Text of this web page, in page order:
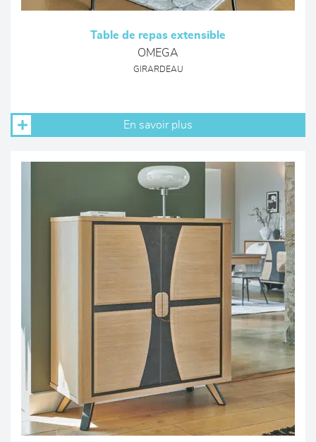
Table de repas extensible
OMEGA
GIRARDEAU
En savoir plus